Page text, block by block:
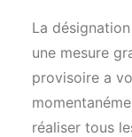
La
une mesure
provisoire a
réaliser tous